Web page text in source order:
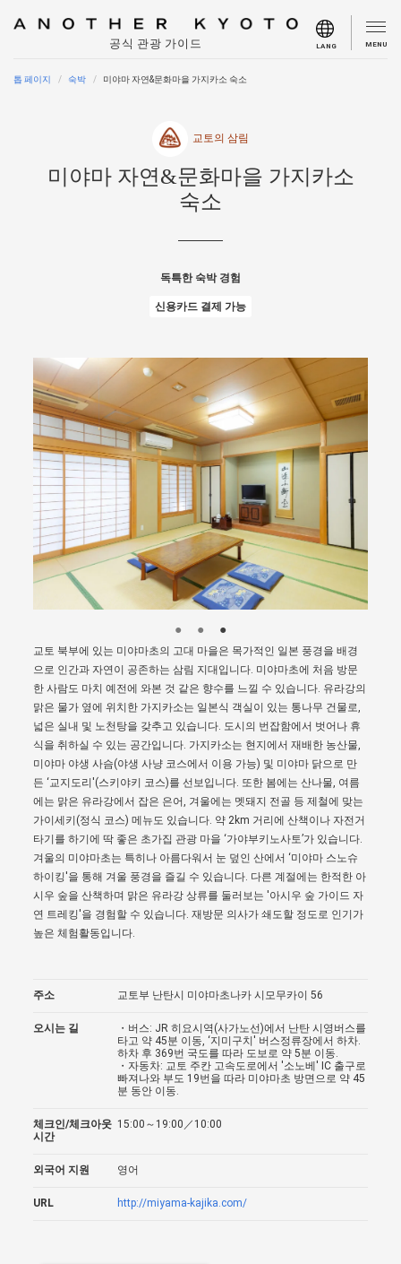
공식 관광 가이드 LANG MENU
톱 페이지 숙박 미야마 자연&문화마을 가지카소 숙소
교토의 삼림
미야마 자연&문화마을 가지카소
숙소
독특한 숙박 경험
신용카드 결제 가능
교토 북부에 있는 미야마초의 고대 마을은 목가적인 일본 풍경을 배경
으로 인간과 자연이 공존하는 삼림 지대입니다. 미야마초에 처음 방문
한 사람도 마치 예전에 와본 것 같은 향수를 느낄 수 있습니다. 유라강의
맑은 물가 옆에 위치한 가지카소는 일본식 객실이 있는 통나무 건물로,
넓은 실내 및 노천탕을 갖추고 있습니다. 도시의 번잡함에서 벗어나 휴
식을 취하실 수 있는 공간입니다. 가지카소는 현지에서 재배한 농산물,
미야마 야생 사슴(야생 사냥 코스에서 이용 가능) 및 미야마 닭으로 만
든 ‘교지도리'(스키야키 코스)를 선보입니다. 또한 봄에는 산나물, 여름
에는 맑은 유라강에서 잡은 은어, 겨울에는 멧돼지 전골 등 제철에 맞는
가이세키(정식 코스) 메뉴도 있습니다. 약 2km 거리에 산책이나 자전거
타기를 하기에 딱 좋은 초가집 관광 마을 ‘가야부키노사토’가 있습니다.
겨울의 미야마초는 특히나 아름다워서 눈 덮인 산에서 ‘미야마 스노슈
하이킹'을 통해 겨울 풍경을 즐길 수 있습니다. 다른 계절에는 한적한 아
시우 숲을 산책하며 맑은 유라강 상류를 둘러보는 '아시우 숲 가이드 자
연 트레킹'을 경험할 수 있습니다. 재방문 의사가 쇄도할 정도로 인기가
높은 체험활동입니다.
주소 교토부 난탄시 미야마초나카 시모무카이 56
오시는 길
・버스: JR 히요시역(사가노선)에서 난탄 시영버스를
타고 약 45분 이동, ‘지미구치' 버스정류장에서 하차.
하차 후 369번 국도를 따라 도보로 약 5분 이동.
・자동차: 교토 주칸 고속도로에서 '소노베' IC 출구로
빠져나와 부도 19번을 따라 미야마초 방면으로 약 45
분 동안 이동.
체크인/체크아웃
시간
15:00～19:00／10:00
외국어 지원 영어
URL http://miyama-kajika.com/